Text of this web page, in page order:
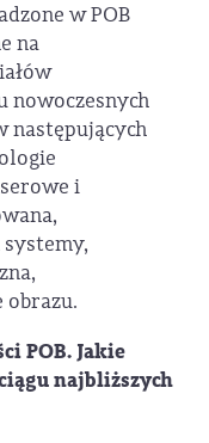
w POB
na
nowoczesnych
następujących
i
POB. Jakie
najbliższych